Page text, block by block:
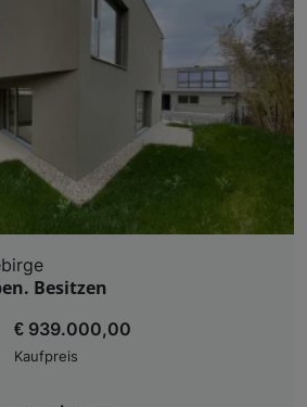
Besitzen
€ 939.000,00
Kaufpreis